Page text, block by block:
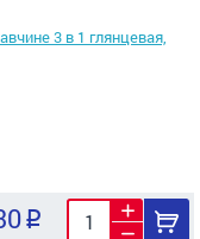
3 в 1 глянцевая,